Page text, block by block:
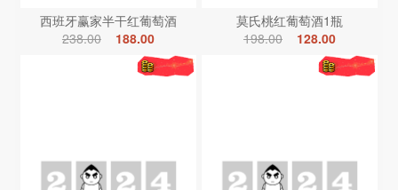
西班牙赢家半干红葡萄酒
238.00
188.00
莫氏桃红葡萄酒1瓶
198.00
128.00